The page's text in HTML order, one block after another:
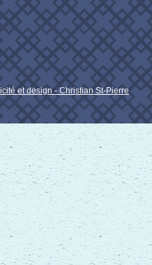
et design- Christian St-Pierre